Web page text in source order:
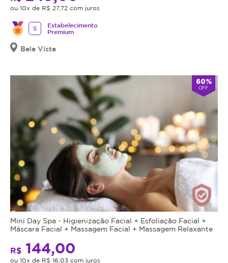
ou 10x de R$ 27,72 com juros
5
Estabelecimento
Premium
Bela Vista
60%
OFF
Mini Day Spa - Higienização Facial + Esfoliação Facial +
Máscara Facial + Massagem Facial + Massagem Relaxante
R$ 144,00
ou 10x de R$ 16,03 com juros